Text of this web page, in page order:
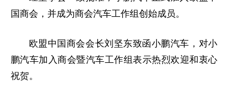
国商会，并成为商会汽车工作组创始成员。
欧盟中国商会会长刘坚东致函小鹏汽车，对小
鹏汽车加入商会暨汽车工作组表示热烈欢迎和衷心
祝贺。